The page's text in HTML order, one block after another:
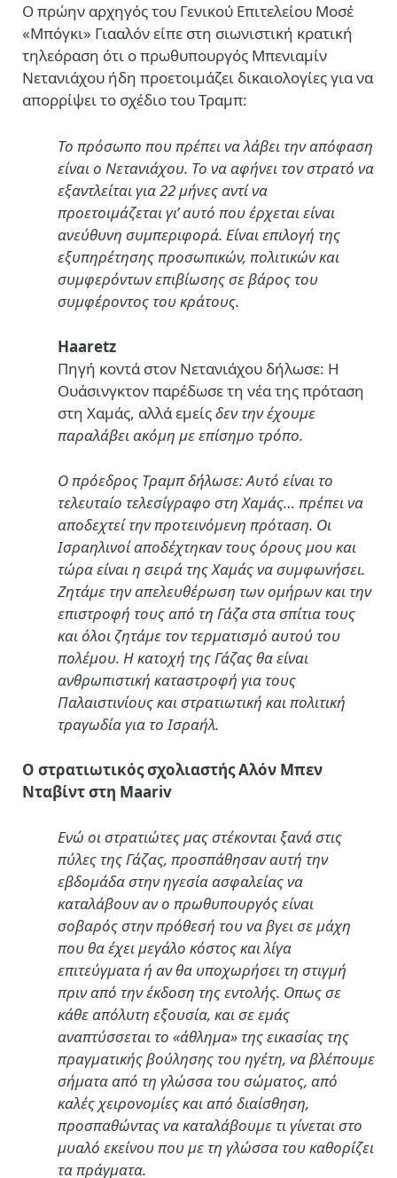
Ο πρώην αρχηγός του Γενικού Επιτελείου Μοσέ
«Μπόγκι» Γιααλόν είπε στη σιωνιστική κρατική
τηλεόραση ότι ο πρωθυπουργός Μπενιαμίν
Νετανιάχου ήδη προετοιμάζει δικαιολογίες για να
απορρίψει το σχέδιο του Τραμπ:
Το πρόσωπο που πρέπει να λάβει την απόφαση
είναι ο Νετανιάχου. Το να αφήνει τον στρατό να
εξαντλείται για 22 μήνες αντί να
προετοιμάζεται γι’ αυτό που έρχεται είναι
ανεύθυνη συμπεριφορά. Είναι επιλογή της
εξυπηρέτησης προσωπικών, πολιτικών και
συμφερόντων επιβίωσης σε βάρος του
συμφέροντος του κράτους.
Haaretz
Πηγή κοντά στον Νετανιάχου δήλωσε: Η
Ουάσινγκτον παρέδωσε τη νέα της πρόταση
στη Χαμάς, αλλά εμείςδεν την έχουμε
παραλάβει ακόμη με επίσημο τρόπο.
Ο πρόεδρος Τραμπ δήλωσε: Αυτό είναι το
τελευταίο τελεσίγραφο στη Χαμάς… πρέπει να
αποδεχτεί την προτεινόμενη πρόταση. Οι
Ισραηλινοί αποδέχτηκαν τους όρους μου και
τώρα είναι η σειρά της Χαμάς να συμφωνήσει.
Ζητάμε την απελευθέρωση των ομήρων και την
επιστροφή τους από τη Γάζα στα σπίτια τους
και όλοι ζητάμε τον τερματισμό αυτού του
πολέμου. Η κατοχή της Γάζας θα είναι
ανθρωπιστική καταστροφή για τους
Παλαιστινίους και στρατιωτική και πολιτική
τραγωδία για το Ισραήλ.
Ο στρατιωτικός σχολιαστής Αλόν Μπεν
Νταβίντ στη Maariv
Ενώ οι στρατιώτες μας στέκονται ξανά στις
πύλες της Γάζας, προσπάθησαν αυτή την
εβδομάδα στην ηγεσία ασφαλείας να
καταλάβουν αν ο πρωθυπουργός είναι
σοβαρός στην πρόθεσή του να βγει σε μάχη
που θα έχει μεγάλο κόστος και λίγα
επιτεύγματα ή αν θα υποχωρήσει τη στιγμή
πριν από την έκδοση της εντολής. Oπως σε
κάθε απόλυτη εξουσία, και σε εμάς
αναπτύσσεται το «άθλημα» της εικασίας της
πραγματικής βούλησης του ηγέτη, να βλέπουμε
σήματα από τη γλώσσα του σώματος, από
καλές χειρονομίες και από διαίσθηση,
προσπαθώντας να καταλάβουμε τι γίνεται στο
μυαλό εκείνου που με τη γλώσσα του καθορίζει
τα πράγματα.